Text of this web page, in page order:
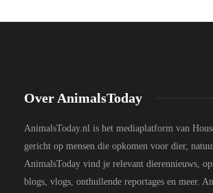
Over AnimalsToday
AnimalsToday.nl is het mediaplatform van
gericht op mensen die opkomen voor dier,
AnimalsToday vind je relevant dierennieuws,
blogs, vlogs, onthullende reportages en meer.